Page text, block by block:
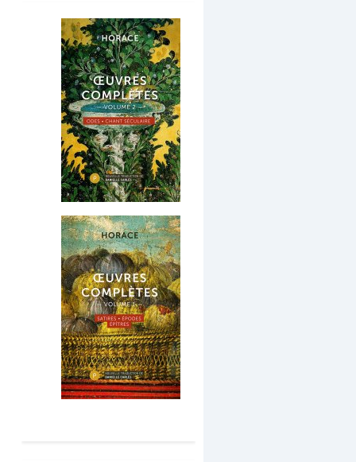
Dernières publications